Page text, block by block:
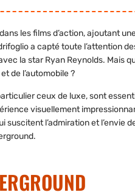
les films d’action, ajoutant
a capté toute l’attention
la star Ryan Reynolds. Mais
de l’automobile ?
ceux de luxe, sont
visuellement
suscitent l’admiration et l’envie